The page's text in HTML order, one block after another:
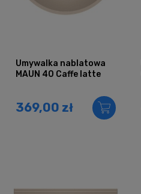
Umywalka nablatowa
MAUN 40 Caffe latte
369,00 zł